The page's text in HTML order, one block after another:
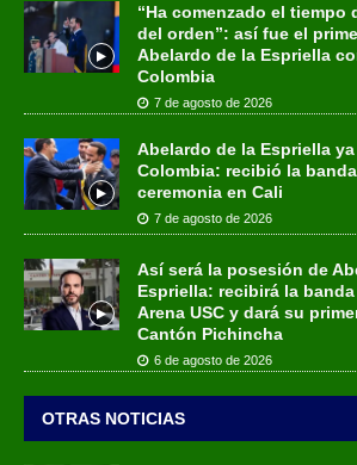
“Ha comenzado el tiempo
del orden”: así fue el
Abelardo de la Espriella
Colombia
7 de agosto de 2026
Abelardo de la Espriella
Colombia: recibió la
ceremonia en Cali
7 de agosto de 2026
Así será la posesión de
Espriella: recibirá la
Arena USC y dará su
Cantón Pichincha
6 de agosto de 2026
OTRAS NOTICIAS